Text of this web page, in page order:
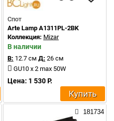
Спот
Arte Lamp A1311PL-2BK
Коллекция: Mizar
В наличии
В: 12.7 см Д: 26 см
GU10 x 2 max 50W
Цена: 1 530 Р.
Купить
181734